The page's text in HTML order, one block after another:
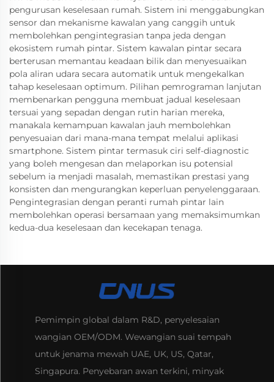
pengurusan keselesaan rumah. Sistem ini menggabungkan
sensor dan mekanisme kawalan yang canggih untuk
membolehkan pengintegrasian tanpa jeda dengan
ekosistem rumah pintar. Sistem kawalan pintar secara
berterusan memantau keadaan bilik dan menyesuaikan
pola aliran udara secara automatik untuk mengekalkan
tahap keselesaan optimum. Pilihan pemrograman lanjutan
membenarkan pengguna membuat jadual keselesaan
tersuai yang sepadan dengan rutin harian mereka,
manakala kemampuan kawalan jauh membolehkan
penyesuaian dari mana-mana tempat melalui aplikasi
smartphone. Sistem pintar termasuk ciri self-diagnostic
yang boleh mengesan dan melaporkan isu potensial
sebelum ia menjadi masalah, memastikan prestasi yang
konsisten dan mengurangkan keperluan penyelenggaraan.
Pengintegrasian dengan peranti rumah pintar lain
membolehkan operasi bersamaan yang memaksimumkan
kedua-dua keselesaan dan kecekapan tenaga.
Pemimpin global dalam R&D, penyelesaian
wangian OEM/ODM. Wewangian suai tempah
untuk jenama mewah UAE, UK, US, Qatar,
Singapura. Penyebaran awan terkini, minyak